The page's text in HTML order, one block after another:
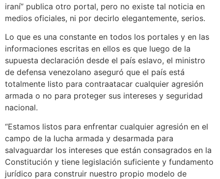
iraní” publica otro portal, pero no existe tal noticia en
medios oficiales, ni por decirlo elegantemente, serios.
Lo que es una constante en todos los portales y en las
informaciones escritas en ellos es que luego de la
supuesta declaración desde el país eslavo, el ministro
de defensa venezolano aseguró que el país está
totalmente listo para contraatacar cualquier agresión
armada o no para proteger sus intereses y seguridad
nacional.
“Estamos listos para enfrentar cualquier agresión en el
campo de la lucha armada y desarmada para
salvaguardar los intereses que están consagrados en la
Constitución y tiene legislación suficiente y fundamento
jurídico para construir nuestro propio modelo de